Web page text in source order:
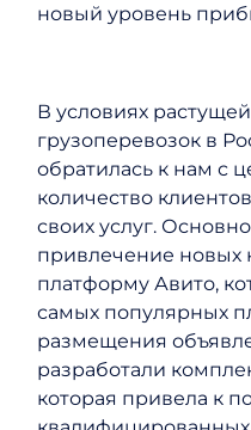
новый уровень
В условиях
грузоперевозок в
обратилась к нам с
количество
своих услуг.
привлечение новых
платформу Авито,
самых популярных
размещения
разработали
которая привела к